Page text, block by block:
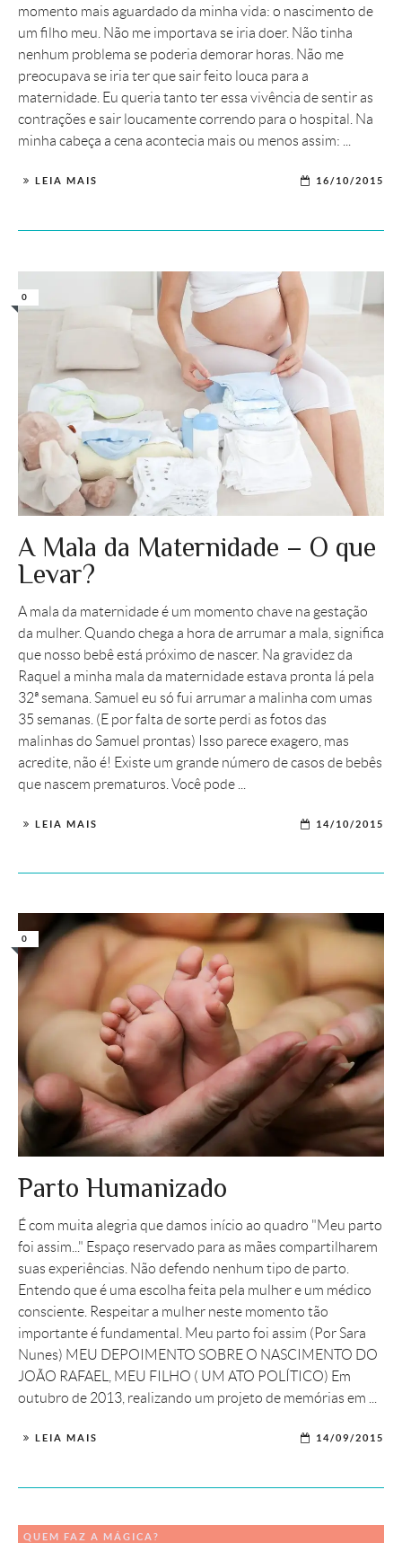
momento mais aguardado da minha vida: o nascimento de
um filho meu. Não me importava se iria doer. Não tinha
nenhum problema se poderia demorar horas. Não me
preocupava se iria ter que sair feito louca para a
maternidade. Eu queria tanto ter essa vivência de sentir as
contrações e sair loucamente correndo para o hospital. Na
minha cabeça a cena acontecia mais ou menos assim: ...
LEIA MAIS 16/10/2015
0
A Mala da Maternidade – O que
Levar?
A mala da maternidade é um momento chave na gestação
da mulher. Quando chega a hora de arrumar a mala, significa
que nosso bebê está próximo de nascer. Na gravidez da
Raquel a minha mala da maternidade estava pronta lá pela
32ª semana. Samuel eu só fui arrumar a malinha com umas
35 semanas. (E por falta de sorte perdi as fotos das
malinhas do Samuel prontas) Isso parece exagero, mas
acredite, não é! Existe um grande número de casos de bebês
que nascem prematuros. Você pode ...
LEIA MAIS 14/10/2015
0
Parto Humanizado
É com muita alegria que damos início ao quadro "Meu parto
foi assim..." Espaço reservado para as mães compartilharem
suas experiências. Não defendo nenhum tipo de parto.
Entendo que é uma escolha feita pela mulher e um médico
consciente. Respeitar a mulher neste momento tão
importante é fundamental. Meu parto foi assim (Por Sara
Nunes) MEU DEPOIMENTO SOBRE O NASCIMENTO DO
JOÃO RAFAEL, MEU FILHO ( UM ATO POLÍTICO) Em
outubro de 2013, realizando um projeto de memórias em ...
LEIA MAIS 14/09/2015
QUEM FAZ A MÁGICA?